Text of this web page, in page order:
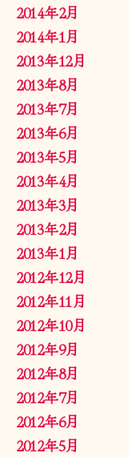
2014年2月
2014年1月
2013年12月
2013年8月
2013年7月
2013年6月
2013年5月
2013年4月
2013年3月
2013年2月
2013年1月
2012年12月
2012年11月
2012年10月
2012年9月
2012年8月
2012年7月
2012年6月
2012年5月